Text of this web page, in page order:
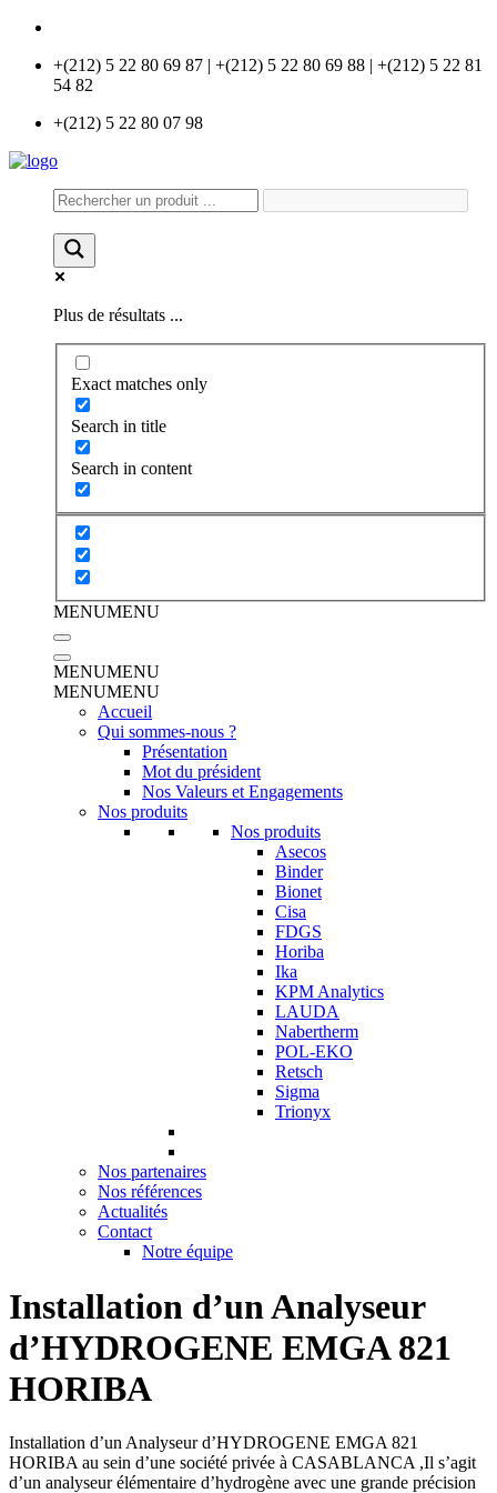
+(212) 5 22 80 69 87 | +(212) 5 22 80 69 88 | +(212) 5 22 81
54 82
+(212) 5 22 80 07 98
Plus de résultats ...
Exact matches only
Search in title
Search in content
MENUMENU
MENUMENU
MENUMENU
Accueil
Qui sommes-nous ?
Présentation
Mot du président
Nos Valeurs et Engagements
Nos produits
Nos produits
Asecos
Binder
Bionet
Cisa
FDGS
Horiba
Ika
KPM Analytics
LAUDA
Nabertherm
POL-EKO
Retsch
Sigma
Trionyx
Nos partenaires
Nos références
Actualités
Contact
Notre équipe
Installation d’un Analyseur
d’HYDROGENE EMGA 821
HORIBA
Installation d’un Analyseur d’HYDROGENE EMGA 821
HORIBA au sein d’une société privée à CASABLANCA ,Il s’agit
d’un analyseur élémentaire d’hydrogène avec une grande précision